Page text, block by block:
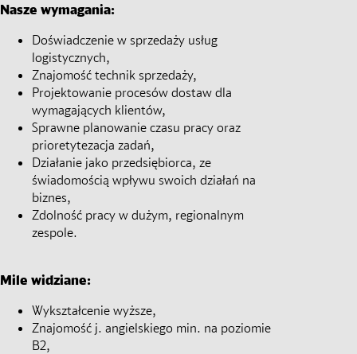
Nasze wymagania:
Doświadczenie w sprzedaży usług
logistycznych,
Znajomość technik sprzedaży,
Projektowanie procesów dostaw dla
wymagających klientów,
Sprawne planowanie czasu pracy oraz
prioretytezacja zadań,
Działanie jako przedsiębiorca, ze
świadomością wpływu swoich działań na
biznes,
Zdolność pracy w dużym, regionalnym
zespole.
Mile widziane:
Wykształcenie wyższe,
Znajomość j. angielskiego min. na poziomie
B2,